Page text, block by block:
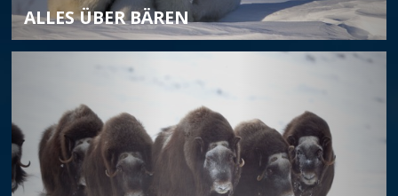
ALLES ÜBER BÄREN